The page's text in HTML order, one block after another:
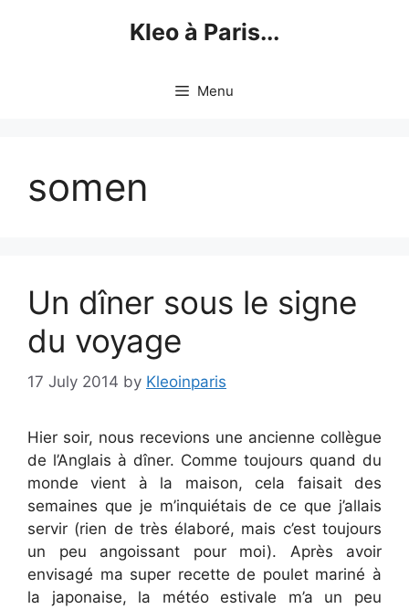
Kleo à Paris...
Menu
somen
Un dîner sous le signe
du voyage
17 July 2014 by Kleoinparis
Hier soir, nous recevions une ancienne collègue
de l’Anglais à dîner. Comme toujours quand du
monde vient à la maison, cela faisait des
semaines que je m’inquiétais de ce que j’allais
servir (rien de très élaboré, mais c’est toujours
un peu angoissant pour moi). Après avoir
envisagé ma super recette de poulet mariné à
la japonaise, la météo estivale m’a un peu